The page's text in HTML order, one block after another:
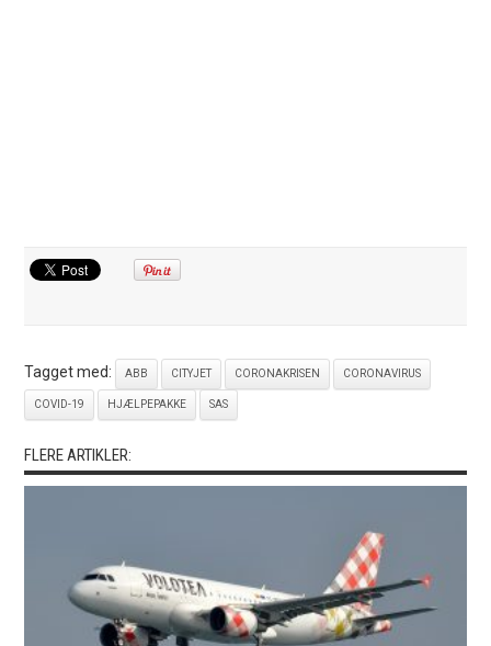
Tagget med: ABB CITYJET CORONAKRISEN CORONAVIRUS
COVID-19 HJÆLPEPAKKE SAS
FLERE ARTIKLER: